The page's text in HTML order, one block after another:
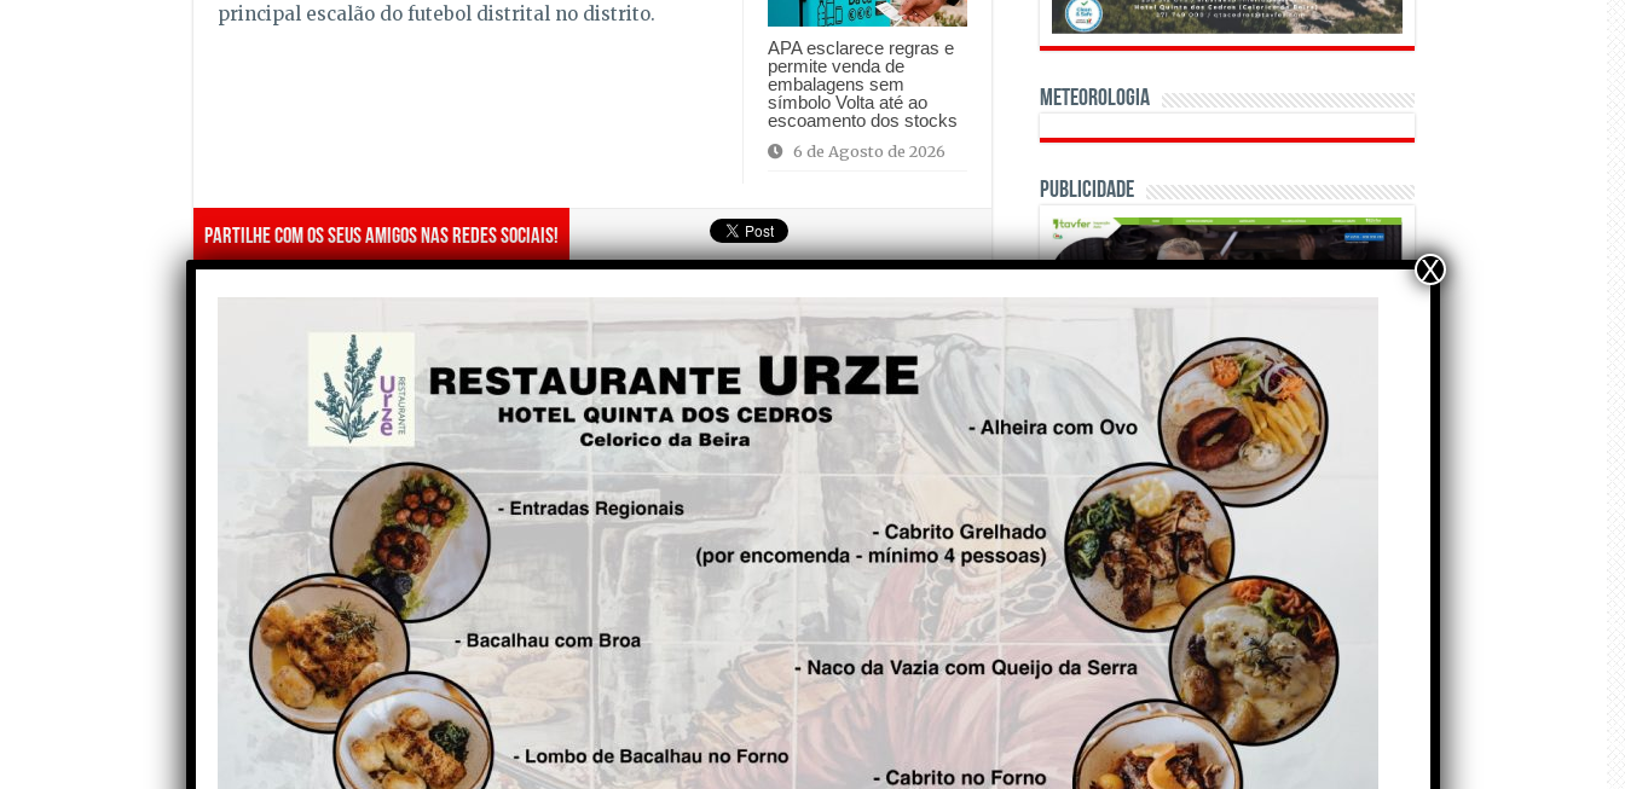
APA esclarece regras e
permite venda de
embalagens sem
símbolo Volta até ao
escoamento dos stocks
6 de Agosto de 2026
principal escalão do futebol distrital no distrito.
Partilhe com os seus amigos nas redes sociais!
Edital contradiz Rolo sobre
número de alunos elegíveis
sem bolsa
Seg.
Santa Marinha volta a ser vila
medieval por dois dias
Meteorologia
Publicidade
OPINIÃO E CRÓNICAS
Matraquilhos… Autor:
Fernando Roldão
6 de Agosto de 2026
A marca Sporting em
todo o mundo está a
crescer atrás de
Ronaldo. Autor: Paulo
Freitas do Amaral
5 de Agosto de 2026
Falso crescimento…
Autor: Nuno Pereira
X